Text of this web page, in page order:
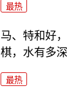
最热
马、特和好
棋，水有多深
最热